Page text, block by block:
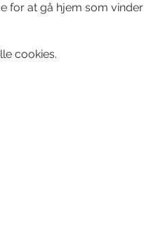
for at gå hjem som vinder
cookies.